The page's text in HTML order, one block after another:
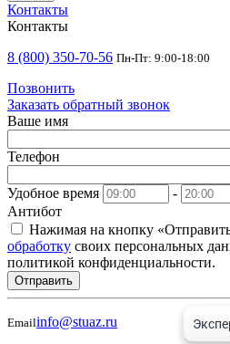
Контакты
Контакты
8 (800) 350-70-56 Пн-Пт: 9:00-18:00
Позвонить
Заказать обратный звонок
Ваше имя
Телефон
Удобное время
-
Антибот
Нажимая на кнопку
обработку своих персональных
политикой конфиденциальности.
Отправить
Emailinfo@stuaz.ru